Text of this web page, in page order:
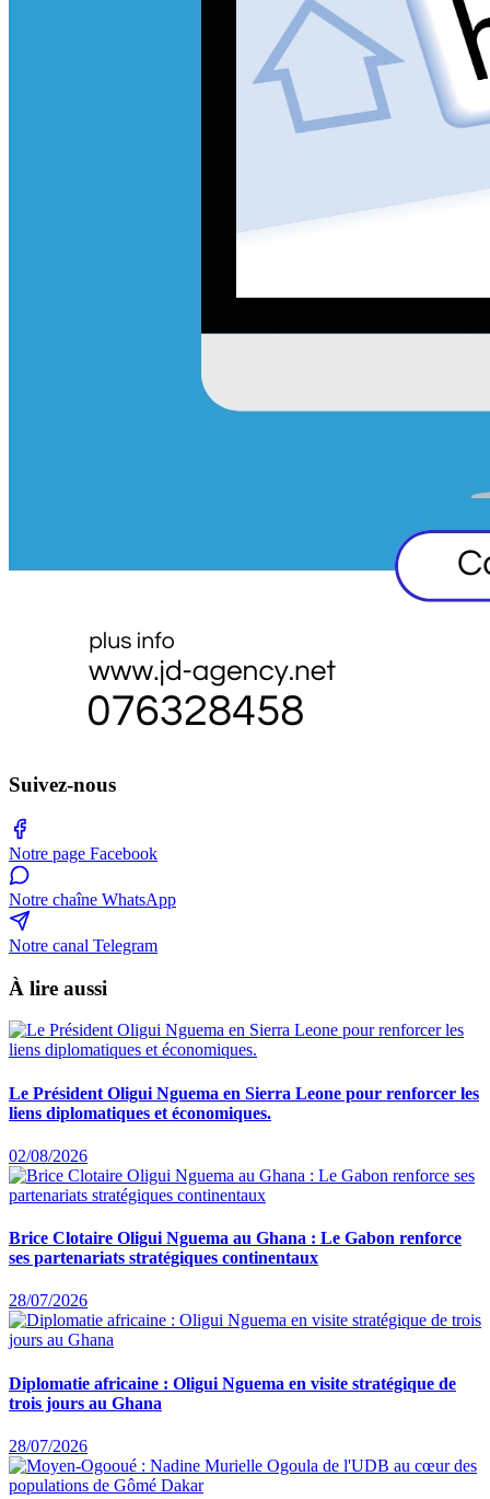
Suivez-nous
Notre page Facebook
Notre chaîne WhatsApp
Notre canal Telegram
À lire aussi
Le Président Oligui Nguema en Sierra Leone pour renforcer les
liens diplomatiques et économiques.
02/08/2026
Brice Clotaire Oligui Nguema au Ghana : Le Gabon renforce
ses partenariats stratégiques continentaux
28/07/2026
Diplomatie africaine : Oligui Nguema en visite stratégique de
trois jours au Ghana
28/07/2026